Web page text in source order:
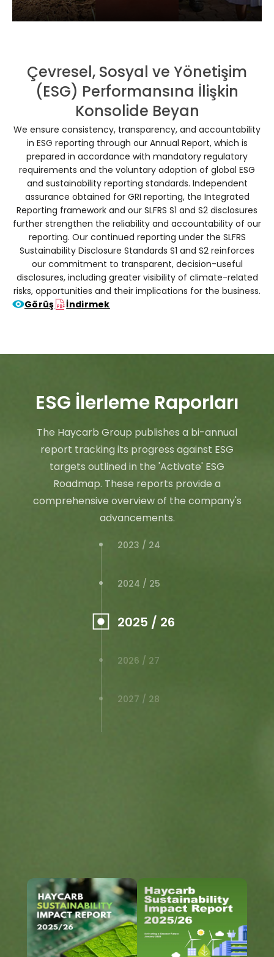
Çevresel, Sosyal ve Yönetişim
(ESG) Performansına İlişkin
Konsolide Beyan
We ensure consistency, transparency, and accountability
in ESG reporting through our Annual Report, which is
prepared in accordance with mandatory regulatory
requirements and the voluntary adoption of global ESG
and sustainability reporting standards. Independent
assurance obtained for GRI reporting, the Integrated
Reporting framework and our SLFRS S1 and S2 disclosures
further strengthen the reliability and accountability of our
reporting. Our continued reporting under the SLFRS
Sustainability Disclosure Standards S1 and S2 reinforces
our commitment to transparent, decision-useful
disclosures, including greater visibility of climate-related
risks, opportunities and their implications for the business.
Görüş
İndirmek
2023 / 24
2024 / 25
2025 / 26
2026 / 27
2027 / 28
ESG İlerleme Raporları
The Haycarb Group publishes a bi-annual
report tracking its progress against ESG
targets outlined in the 'Activate' ESG
Roadmap. These reports provide a
comprehensive overview of the company's
advancements.